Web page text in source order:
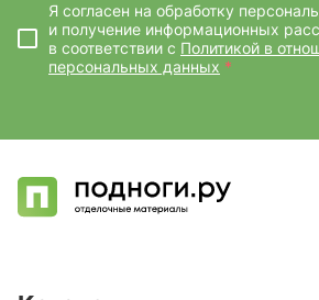
Я согласен на обработку
и получение информационных
в соответствии с Политикой в
персональных данных *